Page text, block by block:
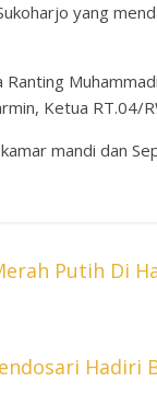
yang
Ketua RT.04/
mandi dan
Putih Di
Hadiri